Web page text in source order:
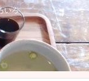
いろ